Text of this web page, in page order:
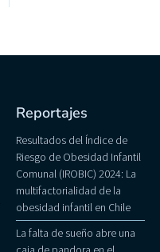
Reportajes
Resultados del Índice de
Riesgo de Obesidad Infantil
Comunal (IROBIC) 2024: La
multifactorialidad de la
obesidad infantil en Chile
La falta de sueño abre una